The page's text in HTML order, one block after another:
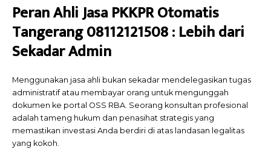
Peran Ahli Jasa PKKPR Otomatis
Tangerang 08112121508 : Lebih dari
Sekadar Admin
Menggunakan jasa ahli bukan sekadar mendelegasikan tugas
administratif atau membayar orang untuk mengunggah
dokumen ke portal OSS RBA. Seorang konsultan profesional
adalah tameng hukum dan penasihat strategis yang
memastikan investasi Anda berdiri di atas landasan legalitas
yang kokoh.